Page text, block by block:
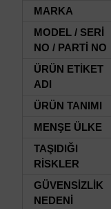
MARKA
MODEL / SERİ
NO / PARTİ NO
ÜRÜN ETİKET
ADI
ÜRÜN TANIMI
MENŞE ÜLKE
TAŞIDIĞI
RİSKLER
GÜVENSİZLİK
NEDENİ